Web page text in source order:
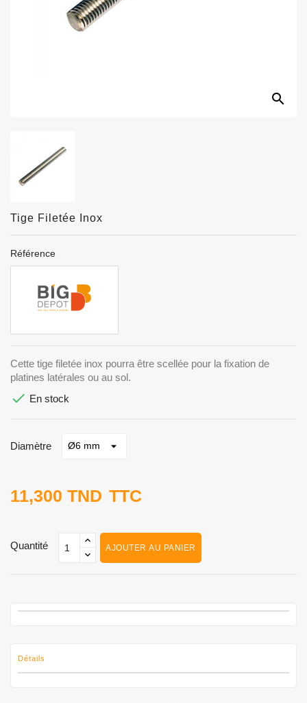
search
Tige Filetée Inox
Référence
Cette tige filetée inox pourra être scellée pour la fixation de
platines latérales ou au sol.
 En stock
Diamètre
11,300 TND TTC
Quantité AJOUTER AU PANIER
Détails